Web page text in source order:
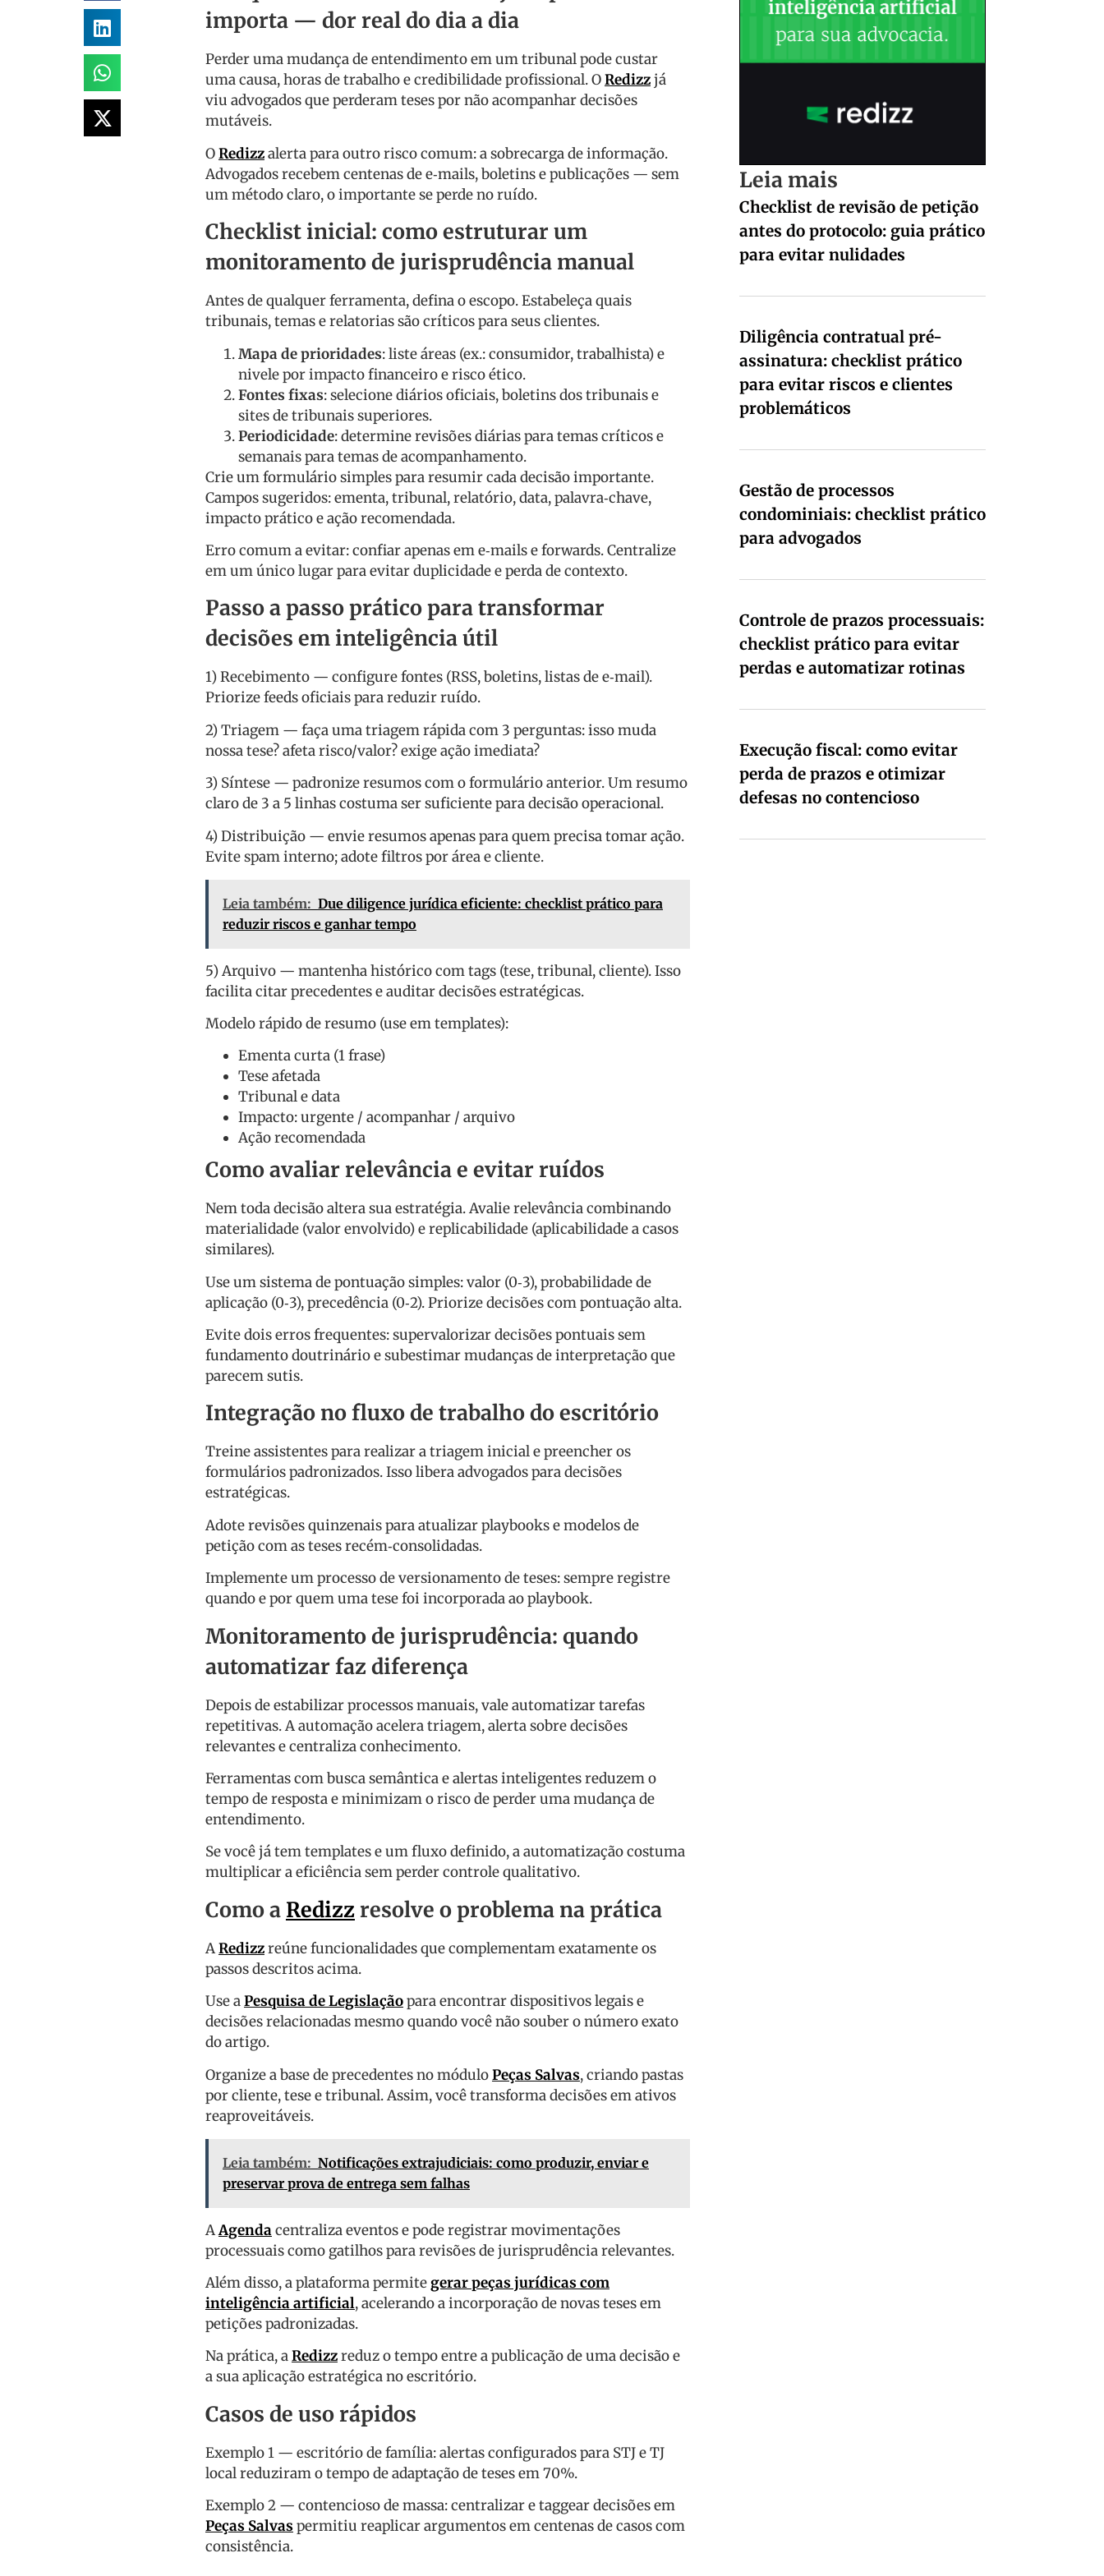
importa — dor real do dia a dia
Perder uma mudança de entendimento em um tribunal pode custar
uma causa, horas de trabalho e credibilidade profissional. ORedizzjá
viu advogados que perderam teses por não acompanhar decisões
mutáveis.
ORedizzalerta para outro risco comum: a sobrecarga de informação.
Advogados recebem centenas de e‑mails, boletins e publicações — sem
um método claro, o importante se perde no ruído.
Checklist inicial: como estruturar um
monitoramento de jurisprudência manual
Antes de qualquer ferramenta, defina o escopo. Estabeleça quais
tribunais, temas e relatorias são críticos para seus clientes.
Mapa de prioridades: liste áreas (ex.: consumidor, trabalhista) e
nivele por impacto financeiro e risco ético.
Fontes fixas: selecione diários oficiais, boletins dos tribunais e
sites de tribunais superiores.
Periodicidade: determine revisões diárias para temas críticos e
semanais para temas de acompanhamento.
Crie um formulário simples para resumir cada decisão importante.
Campos sugeridos: ementa, tribunal, relatório, data, palavra‑chave,
impacto prático e ação recomendada.
Erro comum a evitar: confiar apenas em e‑mails e forwards. Centralize
em um único lugar para evitar duplicidade e perda de contexto.
Passo a passo prático para transformar
decisões em inteligência útil
1) Recebimento — configure fontes (RSS, boletins, listas de e‑mail).
Priorize feeds oficiais para reduzir ruído.
2) Triagem — faça uma triagem rápida com 3 perguntas: isso muda
nossa tese? afeta risco/valor? exige ação imediata?
3) Síntese — padronize resumos com o formulário anterior. Um resumo
claro de 3 a 5 linhas costuma ser suficiente para decisão operacional.
4) Distribuição — envie resumos apenas para quem precisa tomar ação.
Evite spam interno; adote filtros por área e cliente.
Leia também: Due diligence jurídica eficiente: checklist prático para
reduzir riscos e ganhar tempo
5) Arquivo — mantenha histórico com tags (tese, tribunal, cliente). Isso
facilita citar precedentes e auditar decisões estratégicas.
Modelo rápido de resumo (use em templates):
Ementa curta (1 frase)
Tese afetada
Tribunal e data
Impacto: urgente / acompanhar / arquivo
Ação recomendada
Como avaliar relevância e evitar ruídos
Nem toda decisão altera sua estratégia. Avalie relevância combinando
materialidade (valor envolvido) e replicabilidade (aplicabilidade a casos
similares).
Use um sistema de pontuação simples: valor (0‑3), probabilidade de
aplicação (0‑3), precedência (0‑2). Priorize decisões com pontuação alta.
Evite dois erros frequentes: supervalorizar decisões pontuais sem
fundamento doutrinário e subestimar mudanças de interpretação que
parecem sutis.
Integração no fluxo de trabalho do escritório
Treine assistentes para realizar a triagem inicial e preencher os
formulários padronizados. Isso libera advogados para decisões
estratégicas.
Adote revisões quinzenais para atualizar playbooks e modelos de
petição com as teses recém‑consolidadas.
Implemente um processo de versionamento de teses: sempre registre
quando e por quem uma tese foi incorporada ao playbook.
Monitoramento de jurisprudência: quando
automatizar faz diferença
Depois de estabilizar processos manuais, vale automatizar tarefas
repetitivas. A automação acelera triagem, alerta sobre decisões
relevantes e centraliza conhecimento.
Ferramentas com busca semântica e alertas inteligentes reduzem o
tempo de resposta e minimizam o risco de perder uma mudança de
entendimento.
Se você já tem templates e um fluxo definido, a automatização costuma
multiplicar a eficiência sem perder controle qualitativo.
Como a Redizzresolve o problema na prática
ARedizzreúne funcionalidades que complementam exatamente os
passos descritos acima.
Use aPesquisa de Legislaçãopara encontrar dispositivos legais e
decisões relacionadas mesmo quando você não souber o número exato
do artigo.
Organize a base de precedentes no móduloPeças Salvas, criando pastas
por cliente, tese e tribunal. Assim, você transforma decisões em ativos
reaproveitáveis.
Leia também: Notificações extrajudiciais: como produzir, enviar e
preservar prova de entrega sem falhas
AAgendacentraliza eventos e pode registrar movimentações
processuais como gatilhos para revisões de jurisprudência relevantes.
Além disso, a plataforma permitegerar peças jurídicas com
inteligência artificial, acelerando a incorporação de novas teses em
petições padronizadas.
Na prática, aRedizzreduz o tempo entre a publicação de uma decisão e
a sua aplicação estratégica no escritório.
Casos de uso rápidos
Exemplo 1 — escritório de família: alertas configurados para STJ e TJ
local reduziram o tempo de adaptação de teses em 70%.
Exemplo 2 — contencioso de massa: centralizar e taggear decisões em
Peças Salvaspermitiu reaplicar argumentos em centenas de casos com
consistência.
Leia mais
Checklist de revisão de petição
antes do protocolo: guia prático
para evitar nulidades
Diligência contratual pré-
assinatura: checklist prático
para evitar riscos e clientes
problemáticos
Gestão de processos
condominiais: checklist prático
para advogados
Controle de prazos processuais:
checklist prático para evitar
perdas e automatizar rotinas
Execução fiscal: como evitar
perda de prazos e otimizar
defesas no contencioso